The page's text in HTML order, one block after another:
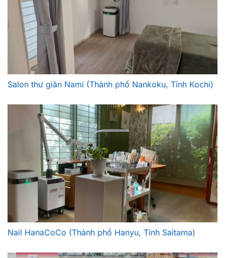
Salon thư giãn Nami (Thành phố Nankoku, Tỉnh Kochi)
Nail HanaCoCo (Thành phố Hanyu, Tỉnh Saitama)